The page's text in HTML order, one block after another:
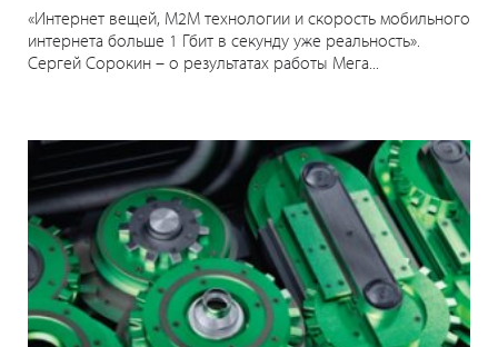
«Интернет вещей, М2М технологии и скорость мобильного
интернета больше 1 Гбит в секунду уже реальность».
Сергей Сорокин – о результатах работы Мега...